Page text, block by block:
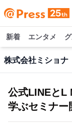
新着 エンタメ
株式会社ミショナ
公式LINEとL
学ぶセミナー